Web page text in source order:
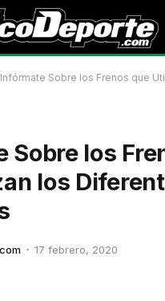
Infórmate Sobre los Frenos que Utilizan los
Sobre los
los
17 febrero, 2020